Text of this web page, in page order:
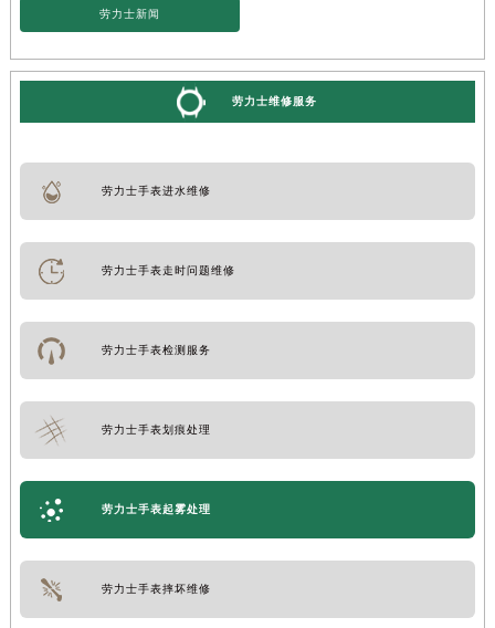
劳力士新闻
劳力士维修服务
劳力士手表进水维修
劳力士手表走时问题维修
劳力士手表检测服务
劳力士手表划痕处理
劳力士手表起雾处理
劳力士手表摔坏维修